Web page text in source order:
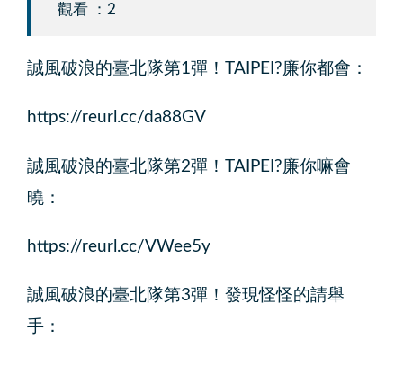
觀看 ：2
誠風破浪的臺北隊第1彈！TAIPEI?廉你都會：
https://reurl.cc/da88GV
誠風破浪的臺北隊第2彈！TAIPEI?廉你嘛會
曉：
https://reurl.cc/VWee5y
誠風破浪的臺北隊第3彈！發現怪怪的請舉
手：